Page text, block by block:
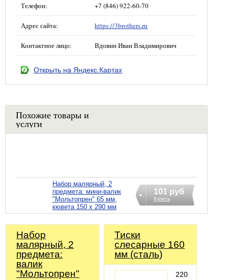
Телефон: +7 (846) 922-60-70
Адрес сайта: https://3brothers.ru
Контактное лицо: Вдовин Иван Владимирович
Открыть на Яндекс.Картах
Похожие товары и
услуги
Набор малярный, 2
предмета: мини-валик
"Мольтопрен" 65 мм,
кювета 150 х 290 мм
101 руб
Купить
Набор
малярный, 2
предмета:
валик
"Мольтопрен"
Тиски
слесарные 160
мм (сталь)
220